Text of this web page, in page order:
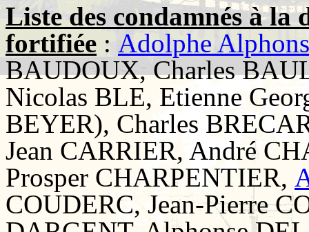
Liste des condamnés à la
fortifiée : Adolphe
BAUDOUX, Charles
Nicolas BLE, Etienne
BEYER), Charles
Jean CARRIER, André
Prosper CHARPENTIER,
COUDERC, Jean-Pierre